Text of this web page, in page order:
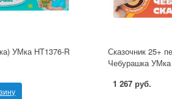
УМка HT1376-R
Сказочник 25+
Чебурашка УМка
1 267 руб.